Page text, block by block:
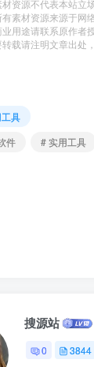
资源不代表本站立
素材资源来源于网
业用途请联系原作者
转载请注明文章出处
具
件
# 实用工具
搜源站
0 3844